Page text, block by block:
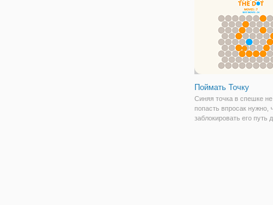
открывая их в
молотки, которые
Поймать Точку
Синяя точка в спешке
попасть впросак нужно,
заблокировать его путь